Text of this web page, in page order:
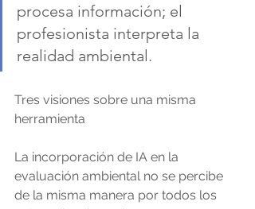
procesa información; el
profesionista interpreta la
realidad ambiental.
Tres visiones sobre una misma
herramienta
La incorporación de IA en la
evaluación ambiental no se percibe
de la misma manera por todos los